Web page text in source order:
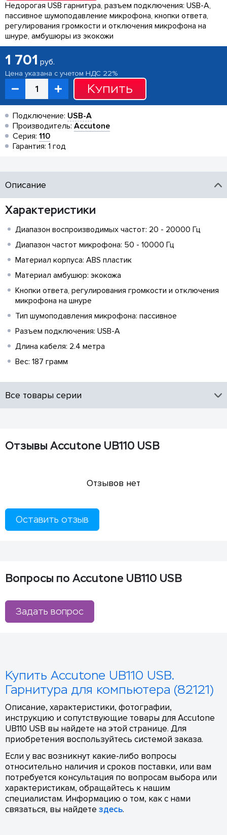
Недорогая USB гарнитура, разъем подключения: USB-A,
пассивное шумоподавление микрофона, кнопки ответа,
регулирования громкости и отключения микрофона на
шнуре, амбушюры из экокожи
1 701 руб.
Цена указана с учетом НДС 22%
Купить
Подключение: USB-A
Производитель: Accutone
Серия: 110
Гарантия: 1 год
Описание
Характеристики
Диапазон воспроизводимых частот: 20 - 20000 Гц
Диапазон частот микрофона: 50 - 10000 Гц
Материал корпуса: ABS пластик
Материал амбушюр: экокожа
Кнопки ответа, регулирования громкости и отключения
микрофона на шнуре
Тип шумоподавления микрофона: пассивное
Разъем подключения: USB-A
Длина кабеля: 2.4 метра
Вес: 187 грамм
Все товары серии
Отзывы Accutone UB110 USB
Отзывов нет
Оставить отзыв
Вопросы по Accutone UB110 USB
Задать вопрос
Купить Accutone UB110 USB.
Гарнитура для компьютера (82121)
Описание, характеристики, фотографии,
инструкцию и сопутствующие товары для Accutone
UB110 USB вы найдете на этой странице. Для
приобретения воспользуйтесь системой заказа.
Если у вас возникнут какие-либо вопросы
относительно наличия и сроков поставки, или вам
потребуется консультация по вопросам выбора или
характеристикам, обращайтесь к нашим
специалистам. Информацию о том, как с нами
связаться, вы найдете здесь.